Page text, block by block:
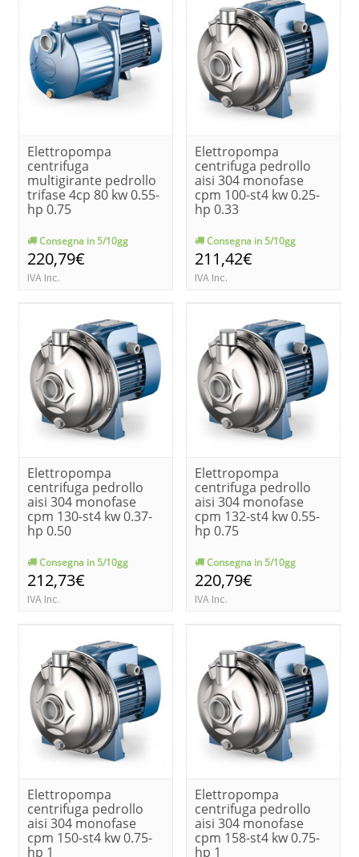
Elettropompa
centrifuga
multigirante pedrollo
trifase 4cp 80 kw 0.55-
hp 0.75
Consegna in 5/10gg
220,79€
IVA Inc.
Elettropompa
centrifuga pedrollo
aisi 304 monofase
cpm 100-st4 kw 0.25-
hp 0.33
Consegna in 5/10gg
211,42€
IVA Inc.
Elettropompa
centrifuga pedrollo
aisi 304 monofase
cpm 130-st4 kw 0.37-
hp 0.50
Consegna in 5/10gg
212,73€
IVA Inc.
Elettropompa
centrifuga pedrollo
aisi 304 monofase
cpm 132-st4 kw 0.55-
hp 0.75
Consegna in 5/10gg
220,79€
IVA Inc.
Elettropompa
centrifuga pedrollo
aisi 304 monofase
cpm 150-st4 kw 0.75-
hp 1
Elettropompa
centrifuga pedrollo
aisi 304 monofase
cpm 158-st4 kw 0.75-
hp 1